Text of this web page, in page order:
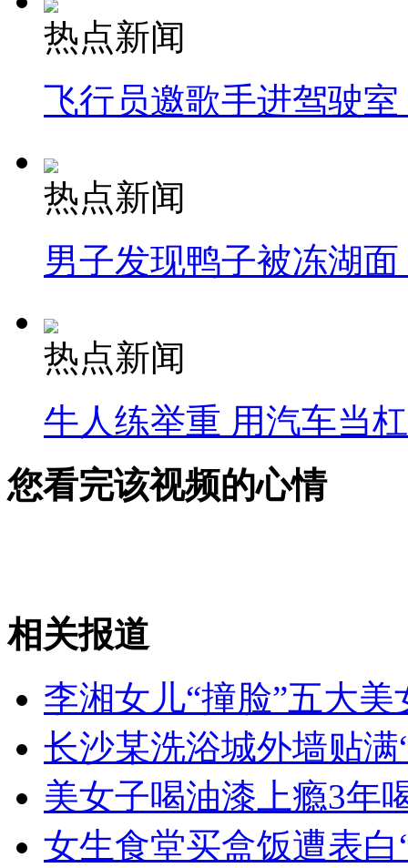
热点新闻
飞行员邀歌手进驾驶
热点新闻
男子发现鸭子被冻湖
热点新闻
牛人练举重 用汽车当
您看完该视频的心情
相关报道
李湘女儿“撞脸”五大
长沙某洗浴城外墙贴满
美女子喝油漆上瘾3年
女生食堂买盒饭遭表白